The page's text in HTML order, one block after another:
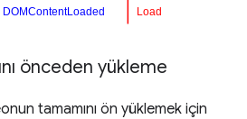
önceden yükleme
tamamını ön yüklemek için